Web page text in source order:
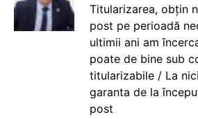
Titularizarea, obțin
post pe perioadă
ultimii ani am
poate de bine sub
titularizabile / La
garanta de la
post